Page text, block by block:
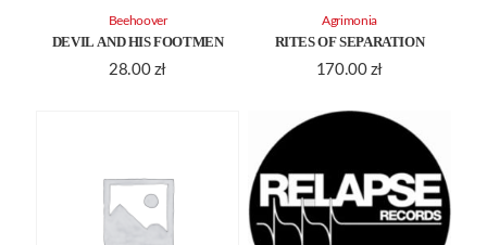
DEVIL AND HIS FOOTMEN
28.00 zł
Beehoover
RITES OF SEPARATION
170.00 zł
Agrimonia